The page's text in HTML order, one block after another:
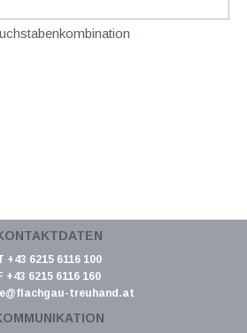
+43 6215 6116 100
+43 6215 6116 160
treuhand.at